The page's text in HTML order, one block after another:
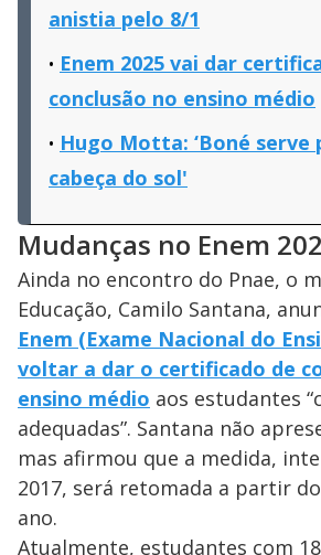
anistia pelo 8/1
Enem 2025 vai dar
conclusão no ensino médio
Hugo Motta: ‘Boné
cabeça do sol'
Mudanças no Enem
Ainda no encontro do Pnae, o
Educação, Camilo Santana,
Enem (Exame Nacional do
voltar a dar o certificado de
ensino médio aos estudantes
adequadas”. Santana não
mas afirmou que a medida,
2017, será retomada a partir
ano.
Atualmente, estudantes com